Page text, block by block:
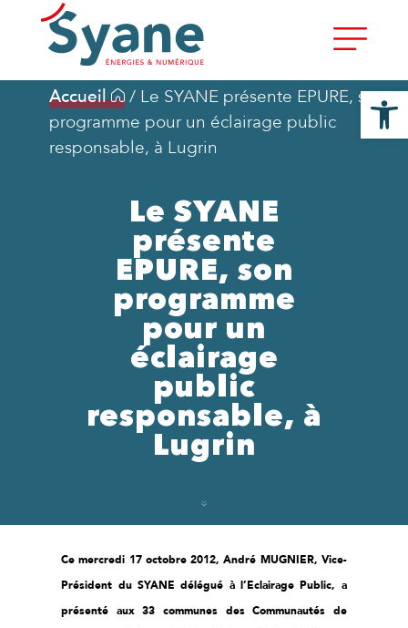
Accueil / Le SYANE présente EPURE, son
programme pour un éclairage public
responsable, à Lugrin
Le SYANE
présente
EPURE, son
programme
pour un
éclairage
public
responsable, à
Lugrin
Ce mercredi 17 octobre 2012, André MUGNIER, Vice-
Président du SYANE délégué à l’Eclairage Public, a
présenté aux 33 communes des Communautés de
Ouvrir